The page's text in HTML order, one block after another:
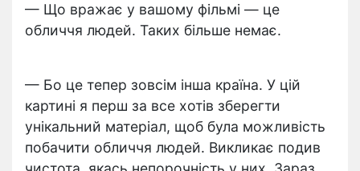
— Що вражає у вашому фільмі — це
обличчя людей. Таких більше немає.
— Бо це тепер зовсім інша країна. У цій
картині я перш за все хотів зберегти
унікальний матеріал, щоб була можливість
побачити обличчя людей. Викликає подив